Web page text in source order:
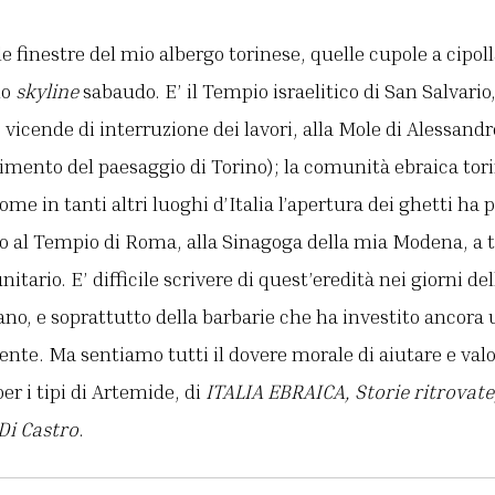
finestre del mio albergo torinese, quelle cupole a
skylinesabaudo. E’ il Tempio israelitico di San
di interruzione dei lavori, alla Mole di
del paesaggio di Torino); la comunità ebraica
in tanti altri luoghi d’Italia l’apertura dei ghetti ha
al Tempio di Roma, alla Sinagoga della mia Modena,
E’ difficile scrivere di quest’eredità nei giorni
e soprattutto della barbarie che ha investito ancora
Ma sentiamo tutti il dovere morale di aiutare e
i tipi di Artemide, di ITALIA EBRAICA, Storie
Castro.